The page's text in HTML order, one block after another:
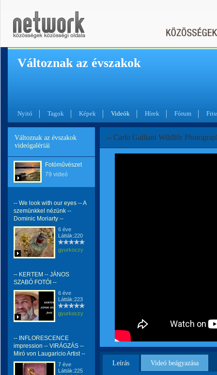
Változnak az évszakok
Nyitó Tagok Képek Videók Hírek Fórum
Változnak az évszakok
videógalériái
Fotóművészet
79 videó
-- We look with our eyes -- A
szemünkkel nézünk --
Dominic Moriarty --
6 éve
Látták:220
gyurkoczy
-- KERTEM -- JÁNOS
SZABÓ FOTÓI --
6 éve
Látták:223
gyurkoczy
-- INFLORESCENCE
impression -- VIRÁGZÁS --
Miró von Laugaricio Artist --
7 éve
Látták:225
-- Carlo Galliani Wildlife
Leírás Videó beágyazása